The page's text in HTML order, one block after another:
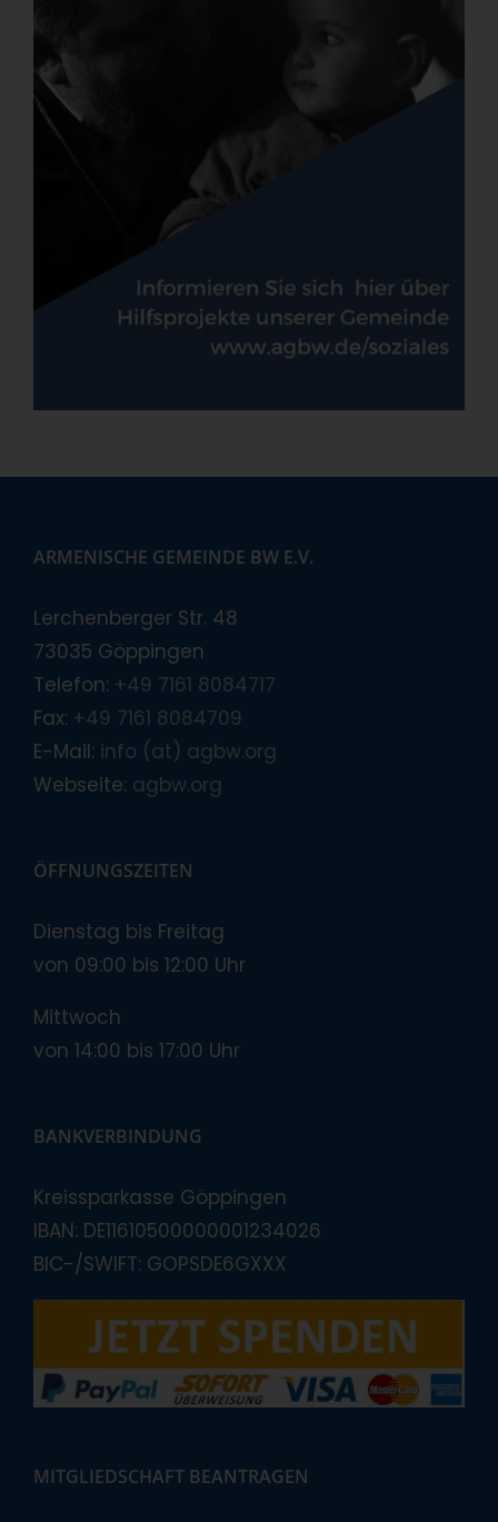
ARMENISCHE GEMEINDE BW E.V.
Lerchenberger Str. 48
73035 Göppingen
Telefon: +49 7161 8084717
Fax: +49 7161 8084709
E-Mail: info (at) agbw.org
Webseite: agbw.org
ÖFFNUNGSZEITEN
Dienstag bis Freitag
von 09:00 bis 12:00 Uhr
Mittwoch
von 14:00 bis 17:00 Uhr
BANKVERBINDUNG
Kreissparkasse Göppingen
IBAN: DE11610500000001234026
BIC-/SWIFT: GOPSDE6GXXX
MITGLIEDSCHAFT BEANTRAGEN